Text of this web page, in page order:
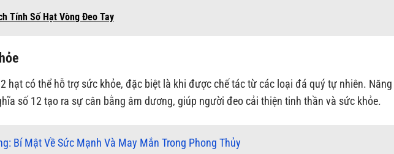
Tính Số Hạt Vòng Đeo Tay
hạt có thể hỗ trợ sức khỏe, đặc biệt là khi được chế tác từ các loại đá quý tự nhiên. Năng
số 12 tạo ra sự cân bằng âm dương, giúp người đeo cải thiện tinh thần và sức khỏe.
Bí Mật Về Sức Mạnh Và May Mắn Trong Phong Thủy